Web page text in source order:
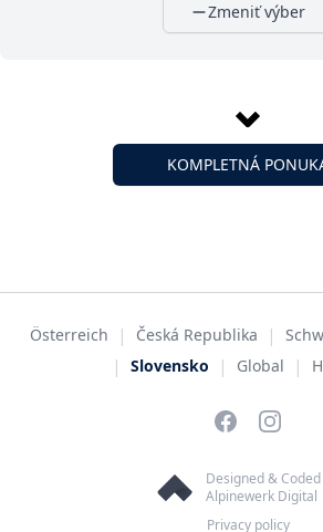
Zmeniť výber
KOMPLETNÁ
Österreich | Česká Republika |
| Slovensko | Global |
Facebook
Designed &
Alpinewerk Digital
Privacy policy